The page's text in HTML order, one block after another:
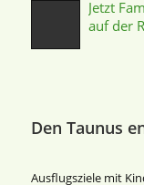
Jetzt
auf der
Den Taunus
Ausflugsziele mit